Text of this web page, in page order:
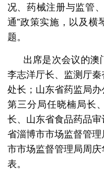
况、药械注册与监管
通”政策实施，以及横
题。
出席是次会议的澳
李志洋厅长、监测厅
处长；山东省药监局
第三分局任晓楠局长
长、山东省食品药品
省淄博市市场监督管
市市场监督管理局周
表。